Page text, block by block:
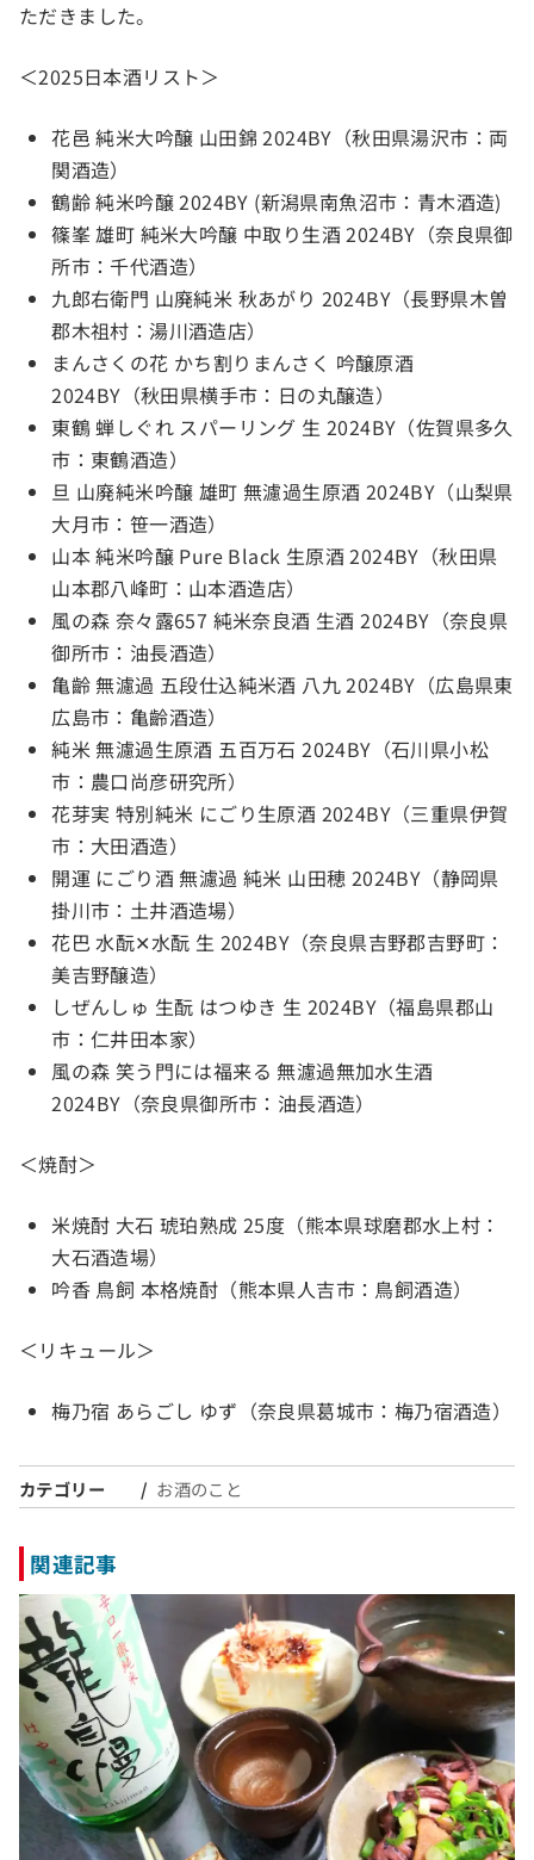
ただきました。
＜2025日本酒リスト＞
花邑 純米大吟醸 山田錦 2024BY（秋田県湯沢市：両
関酒造）
鶴齢 純米吟醸 2024BY (新潟県南魚沼市：青木酒造)
篠峯 雄町 純米大吟醸 中取り生酒 2024BY（奈良県御
所市：千代酒造）
九郎右衛門 山廃純米 秋あがり 2024BY（長野県木曽
郡木祖村：湯川酒造店）
まんさくの花 かち割りまんさく 吟醸原酒
2024BY（秋田県横手市：日の丸醸造）
東鶴 蝉しぐれ スパーリング 生 2024BY（佐賀県多久
市：東鶴酒造）
旦 山廃純米吟醸 雄町 無濾過生原酒 2024BY（山梨県
大月市：笹一酒造）
山本 純米吟醸 Pure Black 生原酒 2024BY（秋田県
山本郡八峰町：山本酒造店）
風の森 奈々露657 純米奈良酒 生酒 2024BY（奈良県
御所市：油長酒造）
亀齡 無濾過 五段仕込純米酒 八九 2024BY（広島県東
広島市：亀齡酒造）
純米 無濾過生原酒 五百万石 2024BY（石川県小松
市：農口尚彦研究所）
花芽実 特別純米 にごり生原酒 2024BY（三重県伊賀
市：大田酒造）
開運 にごり酒 無濾過 純米 山田穂 2024BY（静岡県
掛川市：土井酒造場）
花巴 水酛✕水酛 生 2024BY（奈良県吉野郡吉野町：
美吉野醸造）
しぜんしゅ 生酛 はつゆき 生 2024BY（福島県郡山
市：仁井田本家）
風の森 笑う門には福来る 無濾過無加水生酒
2024BY（奈良県御所市：油長酒造）
＜焼酎＞
米焼酎 大石 琥珀熟成 25度（熊本県球磨郡水上村：
大石酒造場）
吟香 鳥飼 本格焼酎（熊本県人吉市：鳥飼酒造）
＜リキュール＞
梅乃宿 あらごし ゆず（奈良県葛城市：梅乃宿酒造）
カテゴリー お酒のこと
関連記事